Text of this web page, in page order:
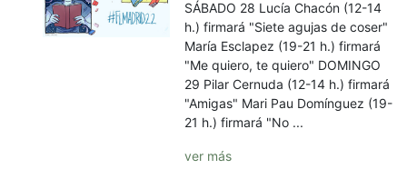
SÁBADO 28 Lucía Chacón (12-14
h.) firmará "Siete agujas de coser"
María Esclapez (19-21 h.) firmará
"Me quiero, te quiero" DOMINGO
29 Pilar Cernuda (12-14 h.) firmará
"Amigas" Mari Pau Domínguez (19-
21 h.) firmará "No ...
ver más